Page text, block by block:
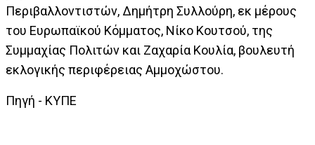
Περιβαλλοντιστών, Δημήτρη Συλλούρη, εκ μέρους
του Ευρωπαϊκού Κόμματος, Νίκο Κουτσού, της
Συμμαχίας Πολιτών και Ζαχαρία Κουλία, βουλευτή
εκλογικής περιφέρειας Αμμοχώστου.
Πηγή - ΚΥΠΕ